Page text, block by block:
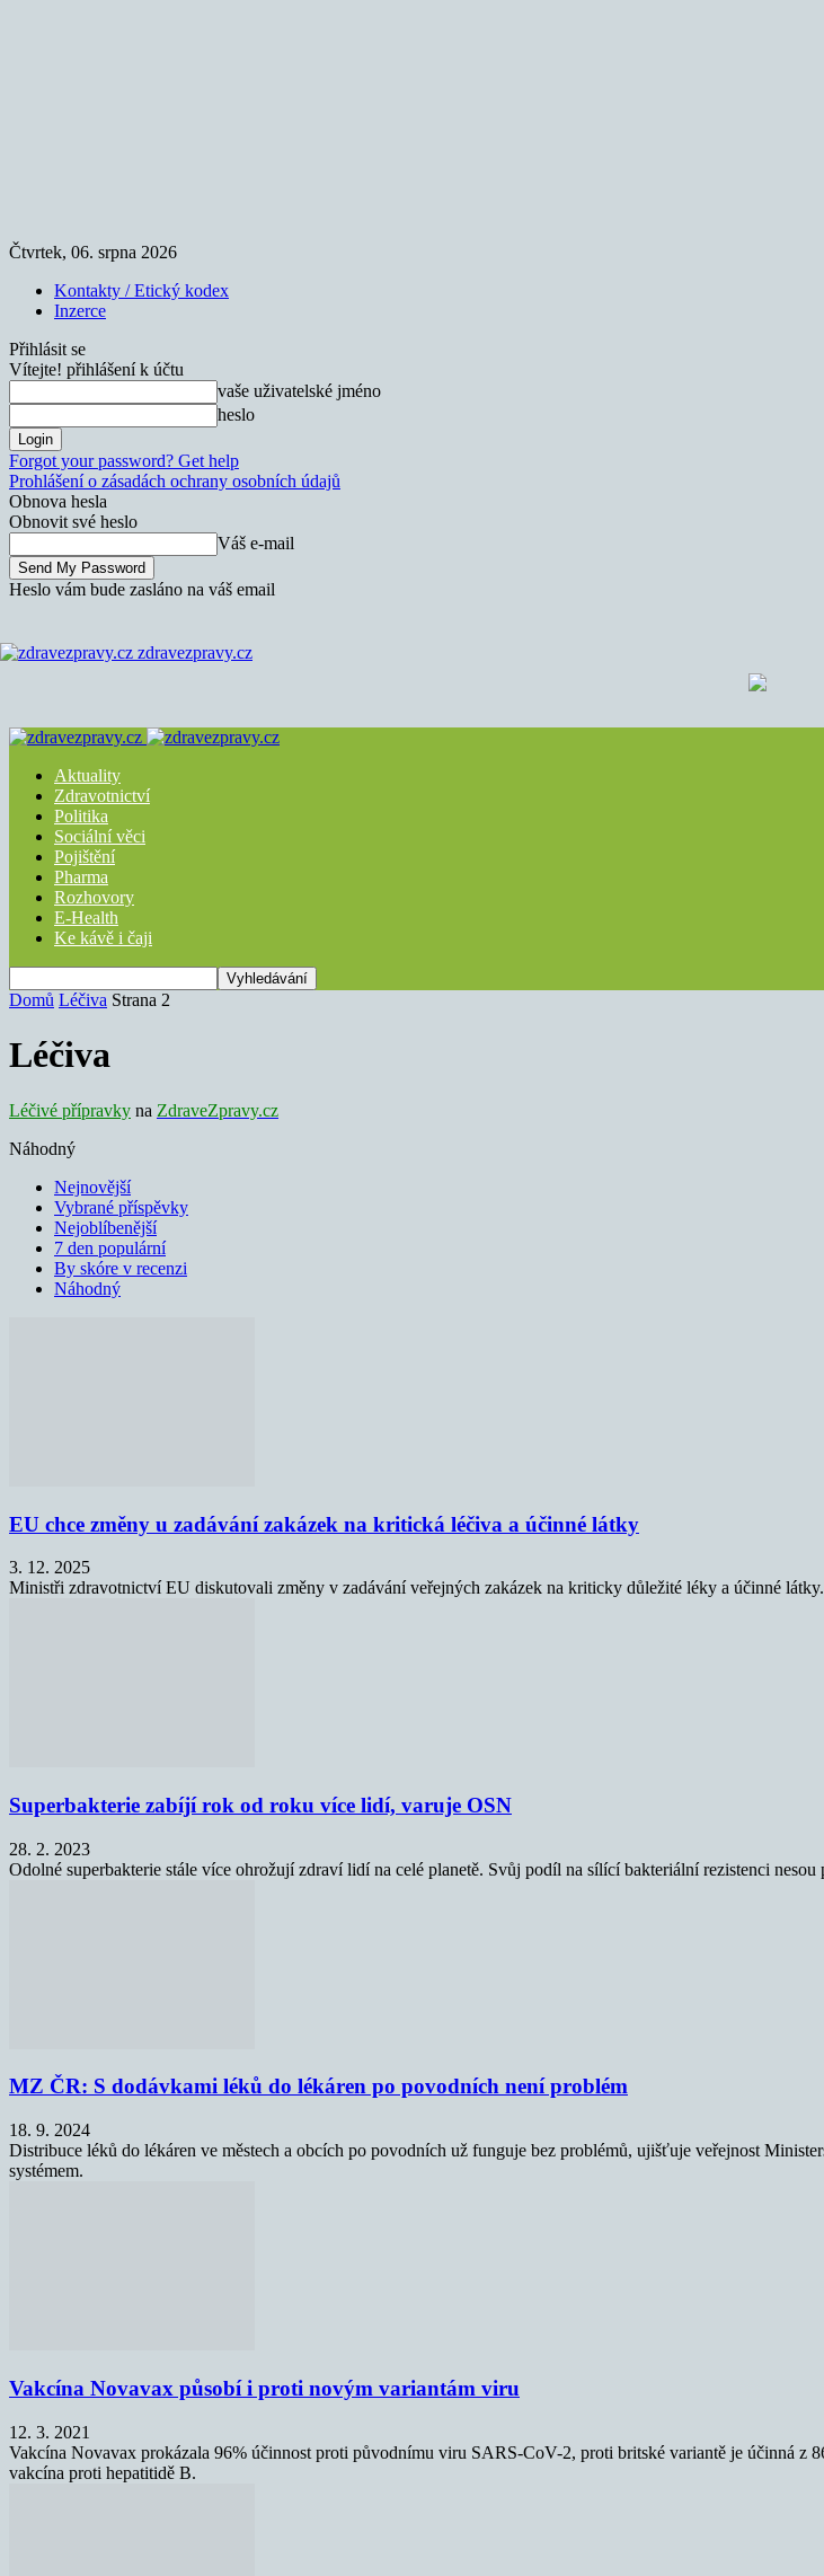
Čtvrtek, 06. srpna 2026
Kontakty / Etický kodex
Inzerce
Přihlásit se
Vítejte! přihlášení k účtu
vaše uživatelské jméno
heslo
Forgot your password? Get help
Prohlášení o zásadách ochrany osobních údajů
Obnova hesla
Obnovit své heslo
Váš e-mail
Heslo vám bude zasláno na váš email
zdravezpravy.cz
Aktuality
Zdravotnictví
Politika
Sociální věci
Pojištění
Pharma
Rozhovory
E-Health
Ke kávě i čaji
Domů Léčiva Strana 2
Léčiva
Léčivé přípravky na ZdraveZpravy.cz
Náhodný
Nejnovější
Vybrané příspěvky
Nejoblíbenější
7 den populární
By skóre v recenzi
Náhodný
EU chce změny u zadávání zakázek na kritická léčiva a účinné látky
3. 12. 2025
Ministři zdravotnictví EU diskutovali změny v zadávání veřejných zakázek na kriticky důležité léky a účinné látky.
Superbakterie zabíjí rok od roku více lidí, varuje OSN
28. 2. 2023
Odolné superbakterie stále více ohrožují zdraví lidí na celé planetě. Svůj podíl na sílící bakteriální rezistenci
MZ ČR: S dodávkami léků do lékáren po povodních není problém
18. 9. 2024
Distribuce léků do lékáren ve městech a obcích po povodních už funguje bez problémů, ujišťuje veřejnost
systémem.
Vakcína Novavax působí i proti novým variantám viru
12. 3. 2021
Vakcína Novavax prokázala 96% účinnost proti původnímu viru SARS-CoV-2, proti britské variantě je účinná
vakcína proti hepatitidě B.